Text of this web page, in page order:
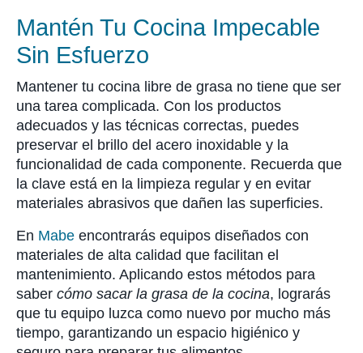
Mantén Tu Cocina Impecable
Sin Esfuerzo
Mantener tu cocina libre de grasa no tiene que ser
una tarea complicada. Con los productos
adecuados y las técnicas correctas, puedes
preservar el brillo del acero inoxidable y la
funcionalidad de cada componente. Recuerda que
la clave está en la limpieza regular y en evitar
materiales abrasivos que dañen las superficies.
En Mabe encontrarás equipos diseñados con
materiales de alta calidad que facilitan el
mantenimiento. Aplicando estos métodos para
saber cómo sacar la grasa de la cocina, lograrás
que tu equipo luzca como nuevo por mucho más
tiempo, garantizando un espacio higiénico y